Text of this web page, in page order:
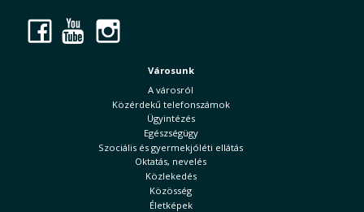
Facebook
YouTube
Városunk
A városról
Közérdekű telefonszámok
Ügyintézés
Egészségügy
Szociális és gyermekjóléti ellátás
Oktatás, nevelés
Közlekedés
Közösség
Életképek